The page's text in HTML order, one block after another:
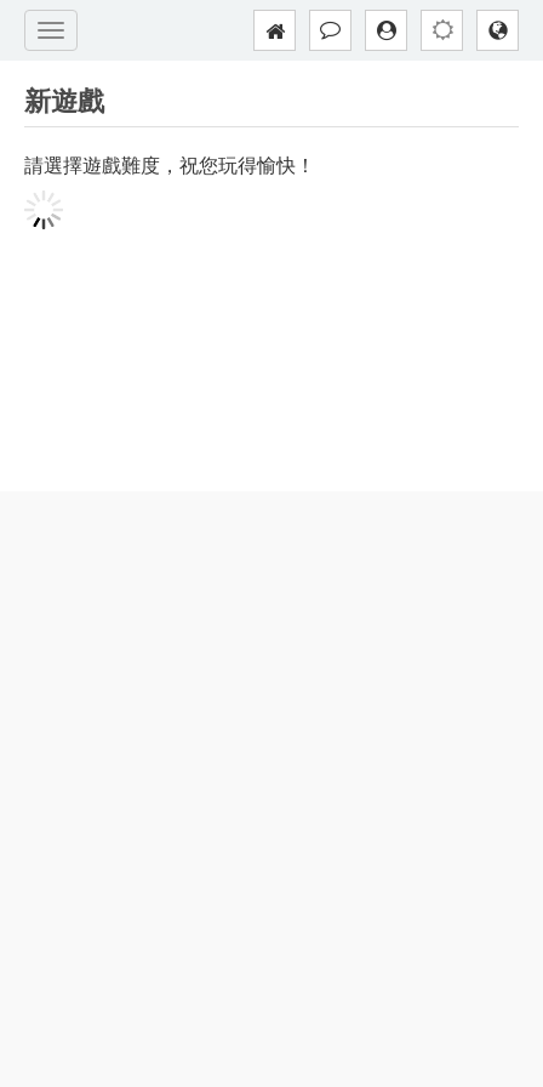
新遊戲
請選擇遊戲難度，祝您玩得愉快！